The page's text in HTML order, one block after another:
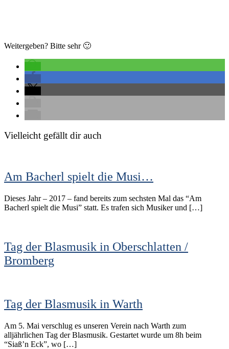
Weitergeben? Bitte sehr 🙂
Vielleicht gefällt dir auch
Am Bacherl spielt die Musi…
Dieses Jahr – 2017 – fand bereits zum sechsten Mal das “Am
Bacherl spielt die Musi” statt. Es trafen sich Musiker und […]
Tag der Blasmusik in Oberschlatten /
Bromberg
Tag der Blasmusik in Warth
Am 5. Mai verschlug es unseren Verein nach Warth zum
alljährlichen Tag der Blasmusik. Gestartet wurde um 8h beim
“Siaß’n Eck”, wo […]